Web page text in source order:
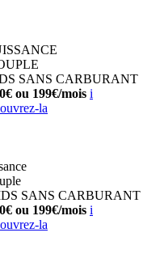
SANS CARBURANT
ou 199€/mois i
la
SANS CARBURANT
ou 199€/mois i
la